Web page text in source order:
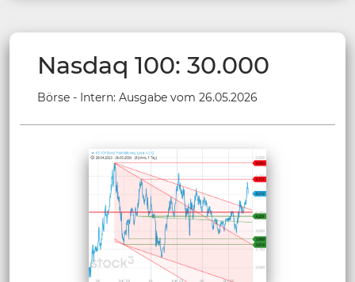
Nasdaq 100: 30.000
Börse - Intern: Ausgabe vom 26.05.2026